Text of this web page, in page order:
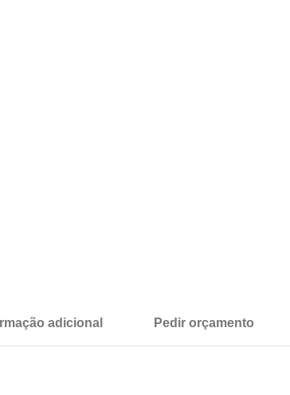
adicional Pedir orçamento